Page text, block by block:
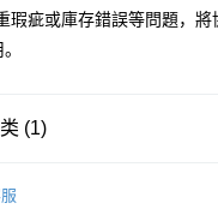
際
瑕疵或庫存錯誤等問題，
(1)